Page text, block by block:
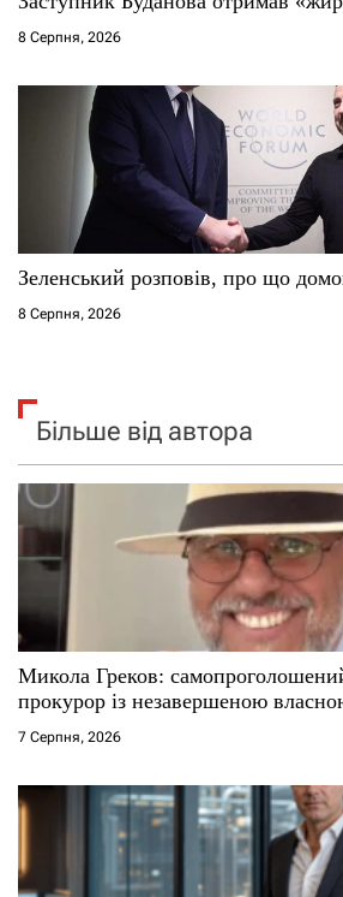
8 Серпня, 2026
Зеленський розповів, про що
8 Серпня, 2026
Більше від автора
Микола Греков:
прокурор із незавершеною
7 Серпня, 2026